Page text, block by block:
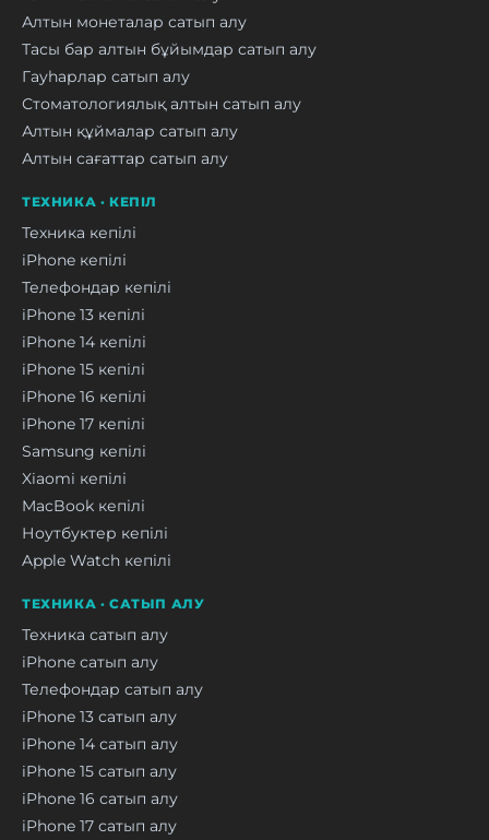
Алтын монеталар сатып алу
Тасы бар алтын бұйымдар сатып алу
Гауһарлар сатып алу
Стоматологиялық алтын сатып алу
Алтын құймалар сатып алу
Алтын сағаттар сатып алу
ТЕХНИКА · КЕПІЛ
Техника кепілі
iPhone кепілі
Телефондар кепілі
iPhone 13 кепілі
iPhone 14 кепілі
iPhone 15 кепілі
iPhone 16 кепілі
iPhone 17 кепілі
Samsung кепілі
Xiaomi кепілі
MacBook кепілі
Ноутбуктер кепілі
Apple Watch кепілі
ТЕХНИКА · САТЫП АЛУ
Техника сатып алу
iPhone сатып алу
Телефондар сатып алу
iPhone 13 сатып алу
iPhone 14 сатып алу
iPhone 15 сатып алу
iPhone 16 сатып алу
iPhone 17 сатып алу